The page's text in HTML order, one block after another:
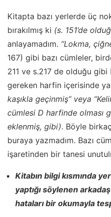
Kitapta bazı yerlerde üç
bırakılmış ki (s. 151’de
anlayamadım. “Lokma,
167) gibi bazı cümleler,
211 ve s.217 de olduğu gibi
gereken harfin içerisinde
kaşıkla geçinmiş” veya
cümlesi D harfinde olması
eklenmiş, gibi). Böyle
buraya yazmadım. Bazı
işaretinden bir tanesi
Kitabın bilgi kısmında
yaptığı söylenen
hataları bir okumayla